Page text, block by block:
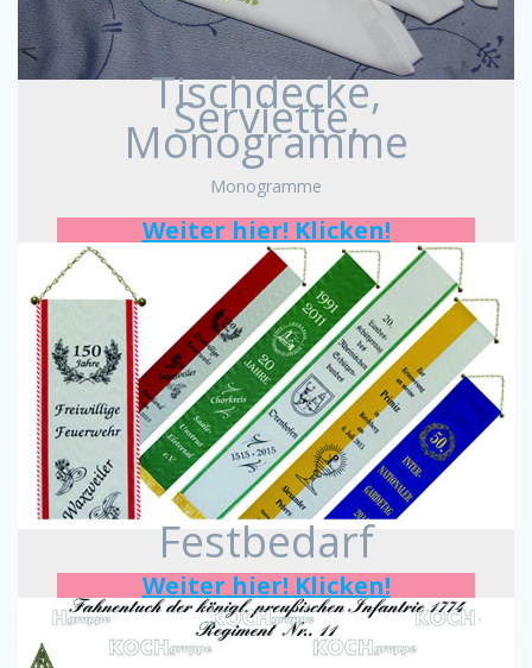
Tischdecke,
Serviette,
Monogramme
Monogramme
Weiter hier! Klicken!
Festbedarf
Weiter hier! Klicken!